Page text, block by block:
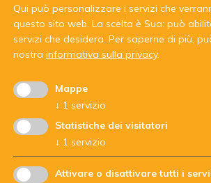
Con il sostegno di:
Qui può personalizzare i servizi che
questo sito web. La scelta è Sua: può
servizi che desidera. Per saperne di più,
nostra informativa sulla privacy.
Mappe
↓ 1 servizio
Statistiche dei visitatori
↓ 1 servizio
Attivare o disattivare tutti i